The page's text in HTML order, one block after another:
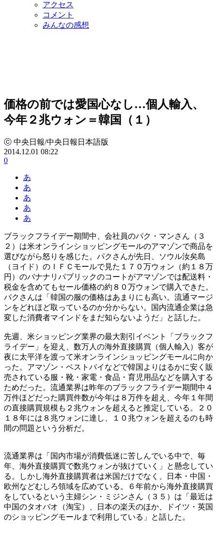
アクセス
コメント
みんなの感想
価格の前では愛国心なし…個人輸入、
今年２兆ウォン＝韓国（１）
ⓒ 中央日報/中央日報日本語版
2014.12.01 08:22
0
あ
あ
あ
あ
あ
ブラックフライデー期間中、会社員のパク・マンさん（３
２）は米オンラインショッピングモールのアマゾンで商品を
選びながら怒りを感じた。パクさんが先日、ソウル汝矣島
（ヨイド）のＩＦＣモールで見た１７０万ウォン（約１８万
円）のバナナリパブリックのコートがアマゾンでは配送料・
税金を含めてもセール価格の約８０万ウォンで購入できた。
パクさんは「韓国の服の価格はあまりにも高い。流通マージ
ンをどれほど取っているのか分からない。国内流通企業は急
変した消費者マインドをまだ知らないようだ」と話した。
先週、米ショッピング業界の最大割引イベント「ブラックフ
ライデー」を迎え、数万人の海外直接購買（個人輸入）客が
夜に太平洋を渡って米オンラインショッピングモールに向か
った。アマゾン・ベストバイなどで韓国よりはるかに安く販
売されている服・靴・家電・食品・育児用品などを購入する
ためだった。流通業界は昨年のブラックフライデー期間中４
万件ほどだった購買件数が今年は８万件を超え、今年１年間
の直接購買規模も２兆ウォンを超えると推定している。２０
１８年には８兆ウォンに達し、１０兆ウォンを超えるのも時
間の問題という分析だ。
流通業界は「国内市場が消費低迷に苦しんでいる中で、毎
年、海外直接購買で数兆ウォンが抜けていく」と懸念してい
る。しかし海外直接購買者は米国だけでなく、日本・中国・
欧州などむしろ領域を広めている。６年前から海外直接購買
をしているという主婦シン・ミジンさん（３５）は「最近は
中国のタオバオ（淘宝）、日本の楽天のほか、ドイツ・英国
のショッピングモールまで利用している」と話した。